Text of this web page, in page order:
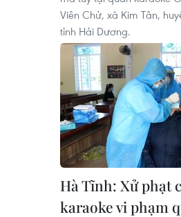
Viên Chử, xã Kim Tân,
tỉnh Hải Dương.
Hà Tĩnh: Xử phạt
karaoke vi phạm